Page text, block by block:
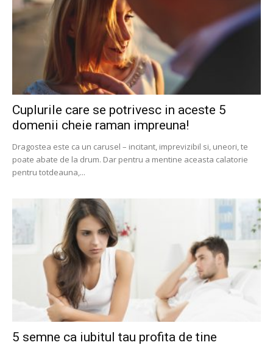
Cuplurile care se potrivesc in aceste 5
domenii cheie raman impreuna!
Dragostea este ca un carusel – incitant, imprevizibil si, uneori, te
poate abate de la drum. Dar pentru a mentine aceasta calatorie
pentru totdeauna,...
5 semne ca iubitul tau profita de tine